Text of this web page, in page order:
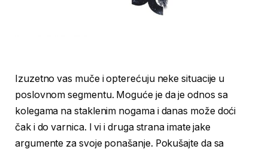
Izuzetno vas muče i opterećuju neke situacije u
poslovnom segmentu. Moguće je da je odnos sa
kolegama na staklenim nogama i danas može doći
čak i do varnica. I vi i druga strana imate jake
argumente za svoje ponašanje. Pokušajte da sa